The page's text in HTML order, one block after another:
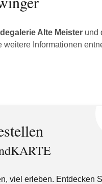
Alte Meister und
Informationen
viel erleben. Entdecken